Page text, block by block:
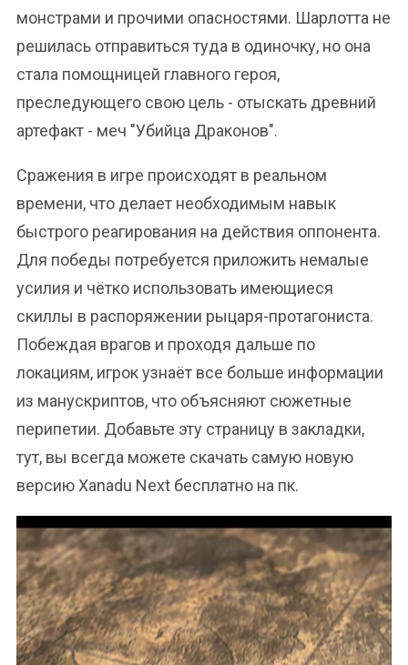
монстрами и прочими опасностями. Шарлотта не
решилась отправиться туда в одиночку, но она
стала помощницей главного героя,
преследующего свою цель - отыскать древний
артефакт - меч "Убийца Драконов".
Сражения в игре происходят в реальном
времени, что делает необходимым навык
быстрого реагирования на действия оппонента.
Для победы потребуется приложить немалые
усилия и чётко использовать имеющиеся
скиллы в распоряжении рыцаря-протагониста.
Побеждая врагов и проходя дальше по
локациям, игрок узнаёт все больше информации
из манускриптов, что объясняют сюжетные
перипетии. Добавьте эту страницу в закладки,
тут, вы всегда можете скачать самую новую
версию Xanadu Next бесплатно на пк.